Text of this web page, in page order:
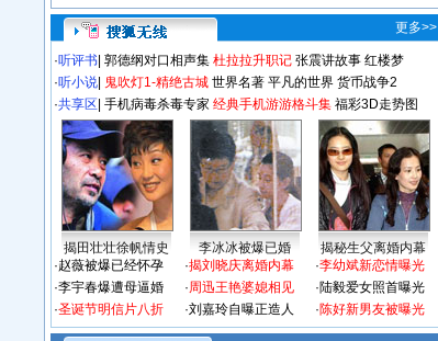
更多>>
·听评书 郭德纲对口相声集 杜拉拉升职记 张震讲故事 红楼梦
·听小说 鬼吹灯1-精绝古城 世界名著 平凡的世界 货币战争2
·共享区 手机病毒杀毒专家 经典手机游游格斗集 福彩3D走势图
揭田壮壮徐帆情史 李冰冰被爆已婚
揭秘生父离婚内幕
·赵薇被爆已经怀孕
·李宇春爆遭母逼婚
·圣诞节明信片八折
·揭刘晓庆离婚内幕
·周迅王艳婆媳相见
·刘嘉玲自曝正造人
·李幼斌新恋情曝光
·陆毅爱女照首曝光
·陈好新男友被曝光